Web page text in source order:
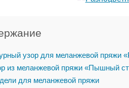
узор для меланжевой пряжи
из меланжевой пряжи «Пышный
для меланжевой пряжи